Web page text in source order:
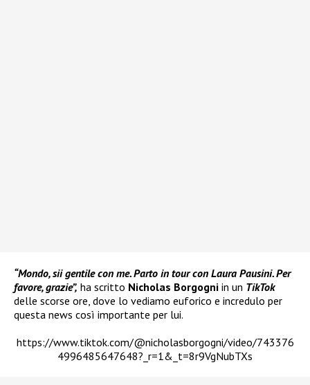
“Mondo, sii gentile con me. Parto in tour con Laura Pausini. Per
favore, grazie”, ha scritto Nicholas Borgogni in un TikTok
delle scorse ore, dove lo vediamo euforico e incredulo per
questa news così importante per lui.
https://www.tiktok.com/@nicholasborgogni/video/743376
4996485647648?_r=1&_t=8r9VgNubTXs